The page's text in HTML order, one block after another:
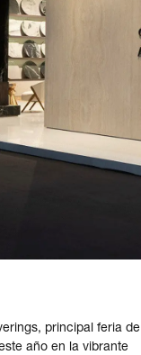
principal feria de
año en la vibrante